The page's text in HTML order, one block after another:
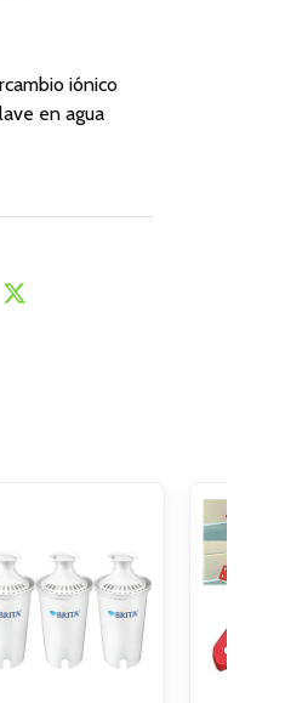
iónico
en agua